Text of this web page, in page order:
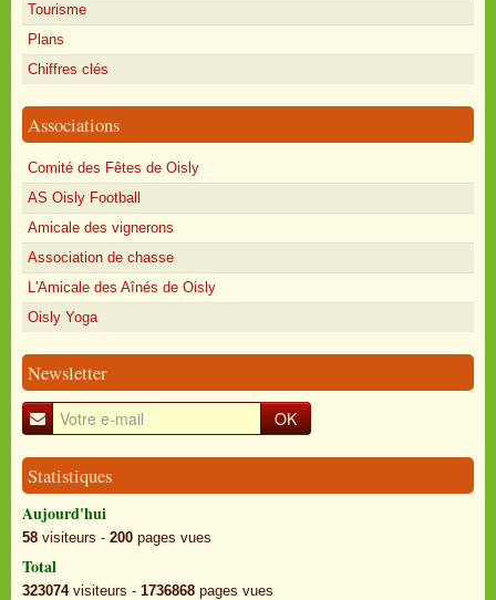
Tourisme
Plans
Chiffres clés
Associations
Comité des Fêtes de Oisly
AS Oisly Football
Amicale des vignerons
Association de chasse
L'Amicale des Aînés de Oisly
Oisly Yoga
Newsletter
OK
Statistiques
Aujourd'hui
58 visiteurs - 200 pages vues
Total
323074visiteurs - 1736868 pages vues